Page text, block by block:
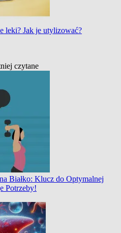
leki? Jak je utylizować?
czytane
Białko: Klucz do Optymalnej
Potrzeby!